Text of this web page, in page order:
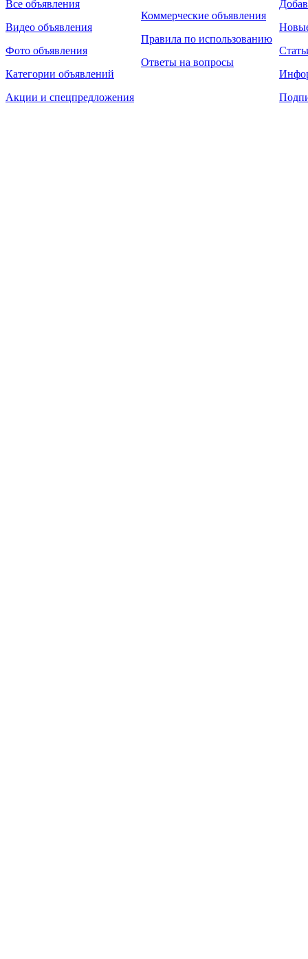
Все объявления
Видео объявления
Фото объявления
Категории объявлений
Акции и спецпредложения
Коммерческие объявления
Правила по использованию
Ответы на вопросы